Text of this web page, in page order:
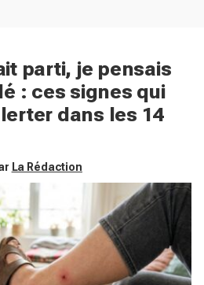
parti, je pensais
: ces signes qui
dans les 14
La Rédaction